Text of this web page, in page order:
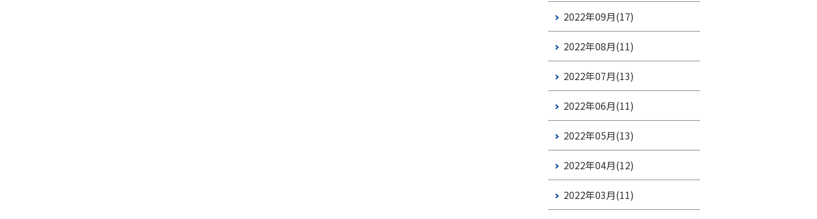
2022年09月(17)
2022年08月(11)
2022年07月(13)
2022年06月(11)
2022年05月(13)
2022年04月(12)
2022年03月(11)